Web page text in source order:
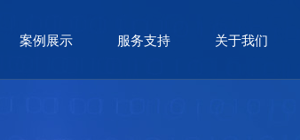
案例展示 服务支持 关于我们